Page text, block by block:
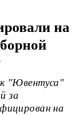
на
"Ювентуса"
за
на